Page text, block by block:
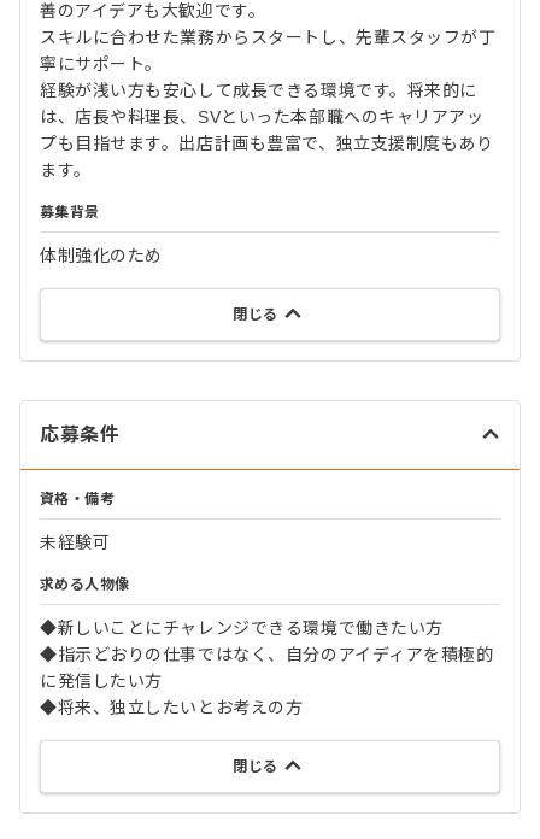
善のアイデアも大歓迎です。
スキルに合わせた業務からスタートし、先輩スタッフが丁
寧にサポート。
経験が浅い方も安心して成長できる環境です。将来的に
は、店長や料理長、SVといった本部職へのキャリアアッ
プも目指せます。出店計画も豊富で、独立支援制度もあり
ます。
募集背景
体制強化のため
閉じる
応募条件
資格・備考
未経験可
求める人物像
◆新しいことにチャレンジできる環境で働きたい方
◆指示どおりの仕事ではなく、自分のアイディアを積極的
に発信したい方
◆将来、独立したいとお考えの方
閉じる